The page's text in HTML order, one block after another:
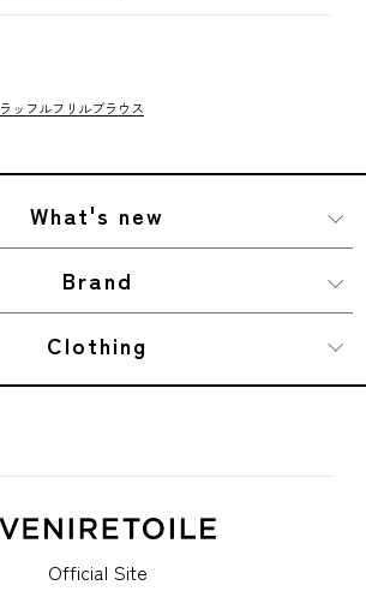
ラッフルフリルブラウス
What's new
Brand
Clothing
Official Site